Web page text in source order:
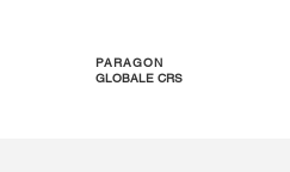
PARAGON
GLOBALE CRS